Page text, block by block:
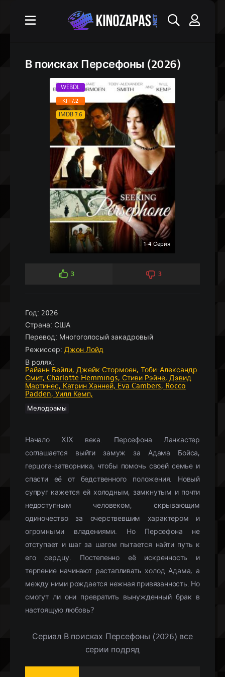
В поисках Персефоны (2026)
WEBDL
КП 7.2
IMDB 7.6
1-4 Серия
3 3
Год: 2026
Страна: США
Перевод: Многоголосый закадровый
Режиссер: Джон Лойд
В ролях:
Райанн Бейли, Джейк Стормоен, Тоби-Александр
Смит, Charlotte Hemmings, Стиви Рэйне, Дэвид
Мартинес, Катрин Ханней, Eva Cambers, Rocco
Padden, Уилл Кемп,
Мелодрамы
Начало XIX века. Персефона Ланкастер
соглашается выйти замуж за Адама Бойса,
герцога-затворника, чтобы помочь своей семье и
спасти её от бедственного положения. Новый
супруг кажется ей холодным, замкнутым и почти
недоступным человеком, скрывающим
одиночество за очерствевшим характером и
огромными владениями. Но Персефона не
отступает и шаг за шагом пытается найти путь к
его сердцу. Постепенно её искренность и
терпение начинают растапливать холод Адама, а
между ними рождается нежная привязанность. Но
смогут ли они превратить вынужденный брак в
настоящую любовь?
Сериал В поисках Персефоны (2026) все
серии подряд